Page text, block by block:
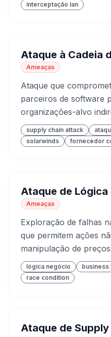
interceptação lan
Ataque à Cadeia
Ameaças
Ataque que
parceiros de software
organizações-alvo
supply chain attack
solarwinds
fornecedor
Ataque de
Ameaças
Exploração de falhas
que permitem ações
manipulação de
lógica negócio business
race condition
Ataque de Supply